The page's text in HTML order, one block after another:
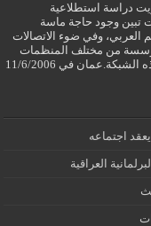
دراسة استطلاعية
تبين وجود حاجة ماسة
العربي، وفي ضوء الاتصالات
التي استمرت عدة أشهر توافقت 40 مؤسسة من مختلف المنظمات
اجتماعه
العراقية